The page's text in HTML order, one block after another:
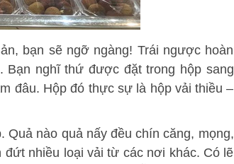
bạn sẽ ngỡ ngàng! Trái ngược hoàn
Bạn nghĩ thứ được đặt trong hộp sang
đâu. Hộp đó thực sự là hộp vải thiều –
nào quả nấy đều chín căng, mọng,
nhiều loại vải từ các nơi khác. Có lẽ